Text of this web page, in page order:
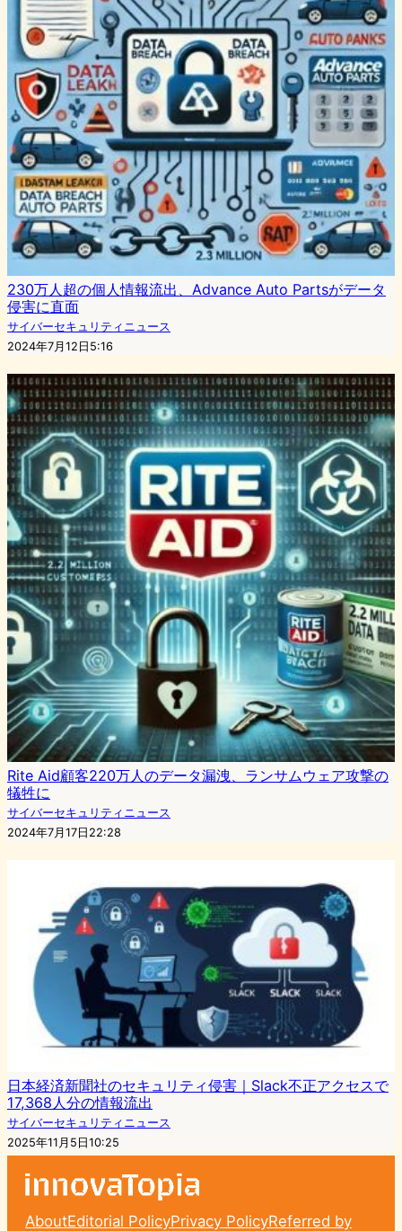
230万人超の個人情報流出、Advance Auto Partsがデータ
侵害に直面
サイバーセキュリティニュース
2024年7月12日5:16
Rite Aid顧客220万人のデータ漏洩、ランサムウェア攻撃の
犠牲に
サイバーセキュリティニュース
2024年7月17日22:28
日本経済新聞社のセキュリティ侵害｜Slack不正アクセスで
17,368人分の情報流出
サイバーセキュリティニュース
2025年11月5日10:25
AboutEditorial PolicyPrivacy PolicyReferred by